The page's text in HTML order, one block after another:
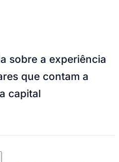
sobre a experiência
que contam a
capital